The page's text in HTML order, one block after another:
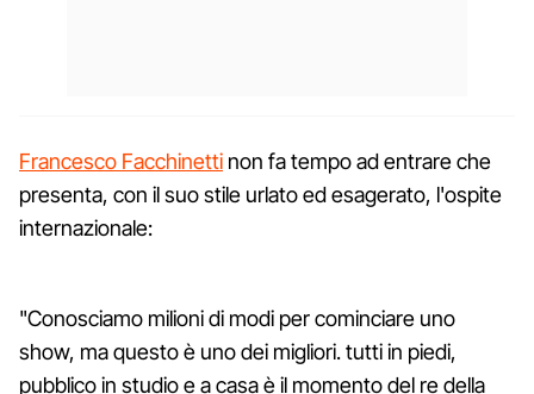
Francesco Facchinetti non fa tempo ad entrare che
presenta, con il suo stile urlato ed esagerato, l'ospite
internazionale:
"Conosciamo milioni di modi per cominciare uno
show, ma questo è uno dei migliori. tutti in piedi,
pubblico in studio e a casa è il momento del re della